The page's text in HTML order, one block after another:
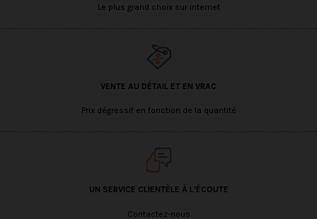
Le plus grand choix sur internet
VENTE AU DÉTAIL ET EN VRAC
Prix dégressif en fonction de la quantité
UN SERVICE CLIENTÈLE À L'ÉCOUTE
Contactez-nous